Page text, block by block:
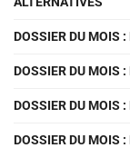
DOSSIER DU MOIS
DOSSIER DU MOIS
DOSSIER DU MOIS :
DOSSIER DU MOIS